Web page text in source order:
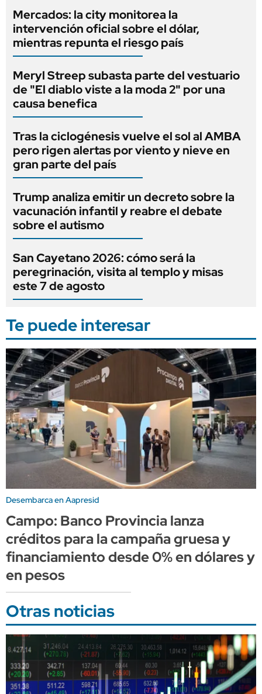
Mercados: la city monitorea la
intervención oficial sobre el dólar,
mientras repunta el riesgo país
Meryl Streep subasta parte del vestuario
de "El diablo viste a la moda 2" por una
causa benefica
Tras la ciclogénesis vuelve el sol al AMBA
pero rigen alertas por viento y nieve en
gran parte del país
Trump analiza emitir un decreto sobre la
vacunación infantil y reabre el debate
sobre el autismo
San Cayetano 2026: cómo será la
peregrinación, visita al templo y misas
este 7 de agosto
Te puede interesar
Desembarca en Aapresid
Campo: Banco Provincia lanza
créditos para la campaña gruesa y
financiamiento desde 0% en dólares y
en pesos
Otras noticias